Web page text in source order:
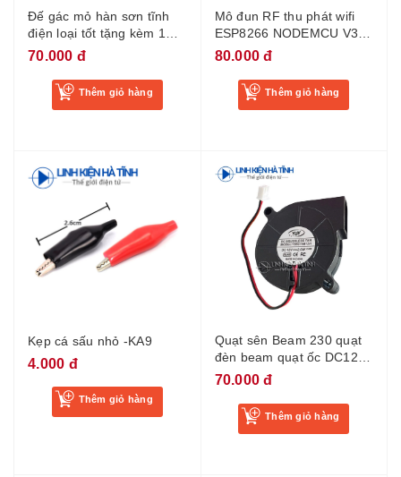
Đế gác mỏ hàn sơn tĩnh
điện loại tốt tặng kèm 1
miếng bọt biển
70.000 đ
Thêm giỏ hàng
Mô đun RF thu phát wifi
ESP8266 NODEMCU V3
LUA CH-340
80.000 đ
Thêm giỏ hàng
Kẹp cá sấu nhỏ -KA9
4.000 đ
Thêm giỏ hàng
Quạt sên Beam 230 quạt
đèn beam quạt ốc DC12V
2.0W kích thước 5x1.5cm
70.000 đ
Thêm giỏ hàng